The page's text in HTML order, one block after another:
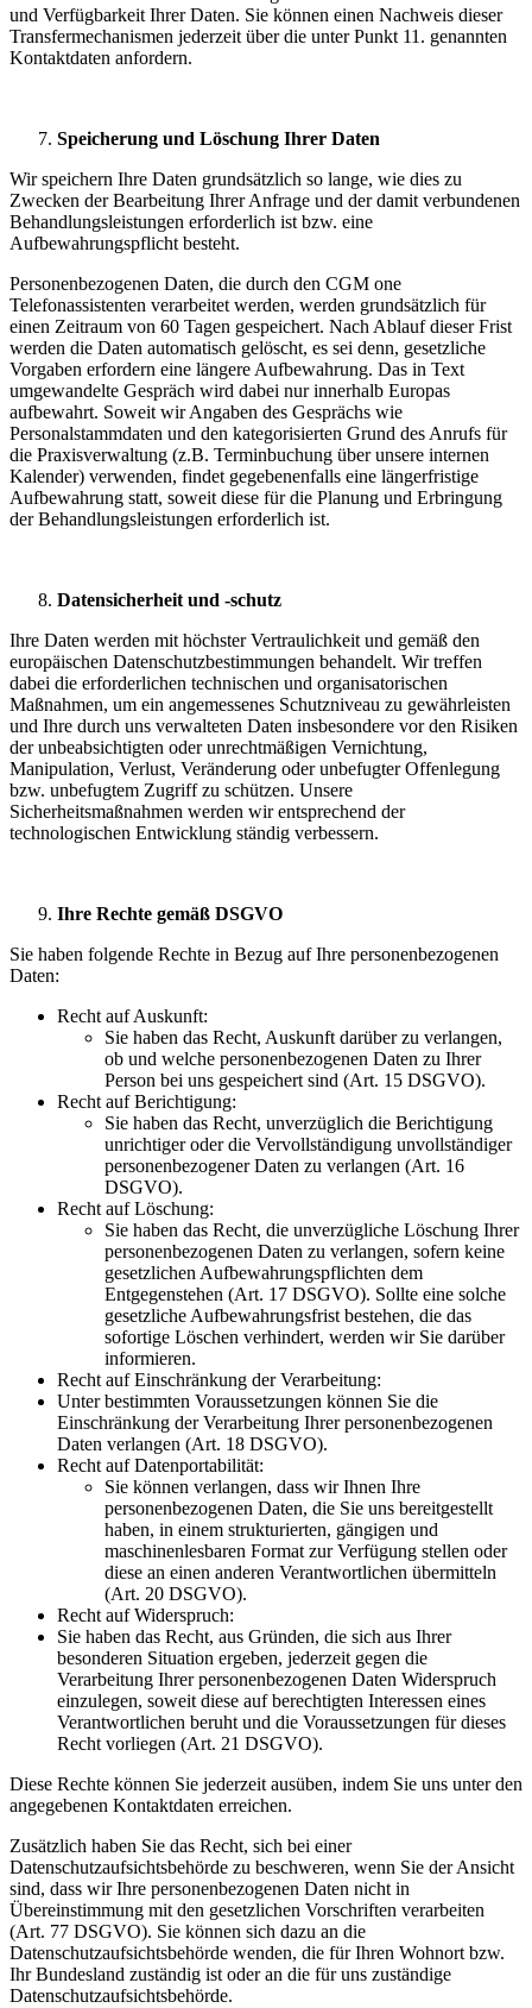
und Verfügbarkeit Ihrer Daten. Sie können einen Nachweis dieser
Transfermechanismen jederzeit über die unter Punkt 11. genannten
Kontaktdaten anfordern.
Speicherung und Löschung Ihrer Daten
Wir speichern Ihre Daten grundsätzlich so lange, wie dies zu
Zwecken der Bearbeitung Ihrer Anfrage und der damit verbundenen
Behandlungsleistungen erforderlich ist bzw. eine
Aufbewahrungspflicht besteht.
Personenbezogenen Daten, die durch den CGM one
Telefonassistenten verarbeitet werden, werden grundsätzlich für
einen Zeitraum von 60 Tagen gespeichert. Nach Ablauf dieser Frist
werden die Daten automatisch gelöscht, es sei denn, gesetzliche
Vorgaben erfordern eine längere Aufbewahrung. Das in Text
umgewandelte Gespräch wird dabei nur innerhalb Europas
aufbewahrt. Soweit wir Angaben des Gesprächs wie
Personalstammdaten und den kategorisierten Grund des Anrufs für
die Praxisverwaltung (z.B. Terminbuchung über unsere internen
Kalender) verwenden, findet gegebenenfalls eine längerfristige
Aufbewahrung statt, soweit diese für die Planung und Erbringung
der Behandlungsleistungen erforderlich ist.
Datensicherheit und -schutz
Ihre Daten werden mit höchster Vertraulichkeit und gemäß den
europäischen Datenschutzbestimmungen behandelt. Wir treffen
dabei die erforderlichen technischen und organisatorischen
Maßnahmen, um ein angemessenes Schutzniveau zu gewährleisten
und Ihre durch uns verwalteten Daten insbesondere vor den Risiken
der unbeabsichtigten oder unrechtmäßigen Vernichtung,
Manipulation, Verlust, Veränderung oder unbefugter Offenlegung
bzw. unbefugtem Zugriff zu schützen. Unsere
Sicherheitsmaßnahmen werden wir entsprechend der
technologischen Entwicklung ständig verbessern.
Ihre Rechte gemäß DSGVO
Sie haben folgende Rechte in Bezug auf Ihre personenbezogenen
Daten:
Recht auf Auskunft:
Sie haben das Recht, Auskunft darüber zu verlangen,
ob und welche personenbezogenen Daten zu Ihrer
Person bei uns gespeichert sind (Art. 15 DSGVO).
Recht auf Berichtigung:
Sie haben das Recht, unverzüglich die Berichtigung
unrichtiger oder die Vervollständigung unvollständiger
personenbezogener Daten zu verlangen (Art. 16
DSGVO).
Recht auf Löschung:
Sie haben das Recht, die unverzügliche Löschung Ihrer
personenbezogenen Daten zu verlangen, sofern keine
gesetzlichen Aufbewahrungspflichten dem
Entgegenstehen (Art. 17 DSGVO). Sollte eine solche
gesetzliche Aufbewahrungsfrist bestehen, die das
sofortige Löschen verhindert, werden wir Sie darüber
informieren.
Recht auf Einschränkung der Verarbeitung:
Unter bestimmten Voraussetzungen können Sie die
Einschränkung der Verarbeitung Ihrer personenbezogenen
Daten verlangen (Art. 18 DSGVO).
Recht auf Datenportabilität:
Sie können verlangen, dass wir Ihnen Ihre
personenbezogenen Daten, die Sie uns bereitgestellt
haben, in einem strukturierten, gängigen und
maschinenlesbaren Format zur Verfügung stellen oder
diese an einen anderen Verantwortlichen übermitteln
(Art. 20 DSGVO).
Recht auf Widerspruch:
Sie haben das Recht, aus Gründen, die sich aus Ihrer
besonderen Situation ergeben, jederzeit gegen die
Verarbeitung Ihrer personenbezogenen Daten Widerspruch
einzulegen, soweit diese auf berechtigten Interessen eines
Verantwortlichen beruht und die Voraussetzungen für dieses
Recht vorliegen (Art. 21 DSGVO).
Diese Rechte können Sie jederzeit ausüben, indem Sie uns unter den
angegebenen Kontaktdaten erreichen.
Zusätzlich haben Sie das Recht, sich bei einer
Datenschutzaufsichtsbehörde zu beschweren, wenn Sie der Ansicht
sind, dass wir Ihre personenbezogenen Daten nicht in
Übereinstimmung mit den gesetzlichen Vorschriften verarbeiten
(Art. 77 DSGVO). Sie können sich dazu an die
Datenschutzaufsichtsbehörde wenden, die für Ihren Wohnort bzw.
Ihr Bundesland zuständig ist oder an die für uns zuständige
Datenschutzaufsichtsbehörde.